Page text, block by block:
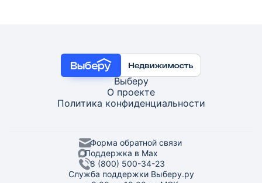
Выберу
О проекте
Политика конфиденциальности
Форма обратной связи
Поддержка в Max
8 (800) 500-34-23
Служба поддержки Выберу.ру